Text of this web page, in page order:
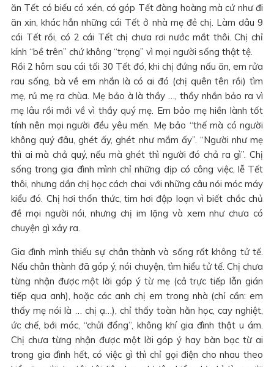
ăn Tết có biếu có xén, có góp Tết đàng hoàng mà cứ như đi
ăn xin, khác hẳn những cái Tết ở nhà mẹ đẻ chị. Làm dâu 9
cái Tết rồi, có 2 cái Tết chị chưa rơi nước mắt thôi. Chị chỉ
kính “bề trên” chứ không “trọng” vì mọi người sống thật tệ.
Rồi 2 hôm sau cái tối 30 Tết đó, khi chị đứng nấu ăn, em rửa
rau sống, bà về em nhắn là có ai đó (chị quên tên rồi) tìm
mẹ, rủ mẹ ra chùa. Mẹ bảo à là thầy …, thầy nhắn bảo ra vì
mẹ lâu rồi mới về vì thầy quý mẹ. Em bảo mẹ hiền lành tốt
tính nên mọi người đều yêu mến. Mẹ bảo “thế mà có người
không quý đâu, ghét ấy, ghét như mắm ấy”. “Người như mẹ
thì ai mà chả quý, nếu mà ghét thì người đó chả ra gì”. Chị
sống trong gia đình mình chỉ những dịp có công việc, lễ Tết
thôi, nhưng dần chị học cách chai với những câu nói móc máy
kiểu đó. Chị hơi thổn thức, tim hơi đập loạn vì biết chắc chủ
đề mọi người nói, nhưng chị im lặng và xem như chưa có
chuyện gì xảy ra.
Gia đình mình thiếu sự chân thành và sống rất không tử tế.
Nếu chân thành đã góp ý, nói chuyện, tìm hiểu tử tế. Chị chưa
từng nhận được một lời góp ý từ mẹ (cả trực tiếp lẫn gián
tiếp qua anh), hoặc các anh chị em trong nhà (chỉ cần: em
thấy mẹ nói là … chị ạ…), chỉ thấy toàn hằn học, cay nghiệt,
ức chế, bới móc, “chửi đổng”, không khí gia đình thật u ám.
Chị chưa từng nhận được một lời góp ý hay bàn bạc từ ai
trong gia đình hết, có việc gì thì chỉ gọi điện cho nhau theo